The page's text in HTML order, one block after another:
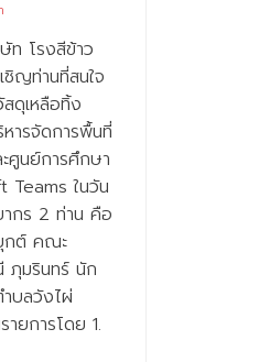
ท โรงสีข้าว
ญท่านที่สนใจ
สดุเหลือทิ้ง
ารจัดการพื้นที่
ศูนย์การศึกษา
Teams ในวัน
กร 2 ท่าน คือ
กต์ คณะ
ภุมรินทร์ นัก
บลวังไผ่
ยการโดย 1.